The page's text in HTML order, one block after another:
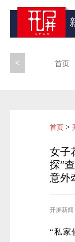
首页
<
首页 >
女子
探”
意外
开屏新闻
“私家